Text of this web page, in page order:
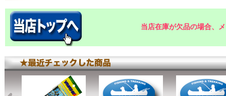
当店在庫が欠品の場合、